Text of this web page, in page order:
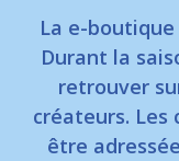
La e-
Durant la
retrouver
créateurs. Les
être